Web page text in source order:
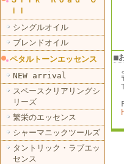
ｉｌ
シングルオイル
ブレンドオイル
ペタルトーンエッセンス
NEW arrival
スペースクリアリングシ
リーズ
繁栄のエッセンス
シャーマニックツールズ
タントリック・ラブエッ
センス
■